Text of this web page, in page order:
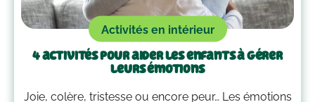
Activités en intérieur
4 activités pour aider les enfants à gérer
leurs émotions
Joie, colère, tristesse ou encore peur… Les émotions